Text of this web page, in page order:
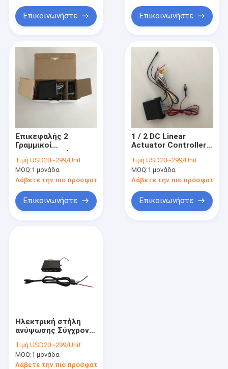
Επικοινωνήστε Επικοινωνήστε
Επικεφαλής 2
Γραμμικοί
λειτουργούν σε
παράλληλο
ηλεκτρικό ελεγκτή
Τιμή:USD20~299/Unit
MOQ:1 μονάδα
Λάβετε την πιο πρόσφατη τιμή
Επικοινωνήστε
1 / 2 DC Linear
Actuator Controller
Ασφάλεια
τηλεχειριστήρα
κουτί 164ft
Τιμή:USD20~299/Unit
MOQ:1 μονάδα
Λάβετε την πιο πρόσφατη
Επικοινωνήστε
Ηλεκτρική στήλη
ανύψωσης Σύγχρονο
DC12V ~ 28V 16.5A
τηλεχειριστήριο
Τιμή:USD20~299/Unit
MOQ:1 μονάδα
Λάβετε την πιο πρόσφατη τιμή